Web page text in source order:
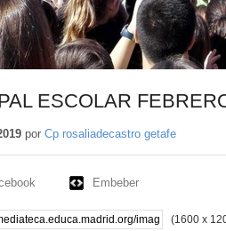
ESCOLAR
por Cp rosaliadecastro getafe
Embeber
(1600 x